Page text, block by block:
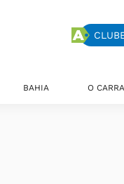
BAHIA O